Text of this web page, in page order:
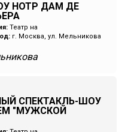
НОТР ДАМ ДЕ
Театр на
г. Москва, ул. Мельникова
СПЕКТАКЛЬ-ШОУ
"МУЖСКОЙ